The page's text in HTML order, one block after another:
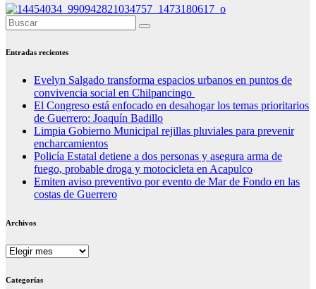
Entradas recientes
Evelyn Salgado transforma espacios urbanos en puntos de
convivencia social en Chilpancingo
El Congreso está enfocado en desahogar los temas prioritarios
de Guerrero: Joaquín Badillo
Limpia Gobierno Municipal rejillas pluviales para prevenir
encharcamientos
Policía Estatal detiene a dos personas y asegura arma de
fuego, probable droga y motocicleta en Acapulco
Emiten aviso preventivo por evento de Mar de Fondo en las
costas de Guerrero
Archivos
Archivos
Categorías